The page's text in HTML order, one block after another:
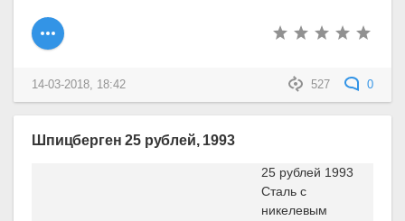
527 0
14-03-2018, 18:42
Шпицберген 25 рублей, 1993
25 рублей 1993
Сталь с
никелевым